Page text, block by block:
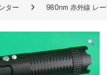
ター 980nm 赤外線 レ